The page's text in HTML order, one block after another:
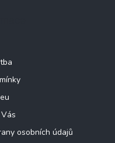
osobních údajů